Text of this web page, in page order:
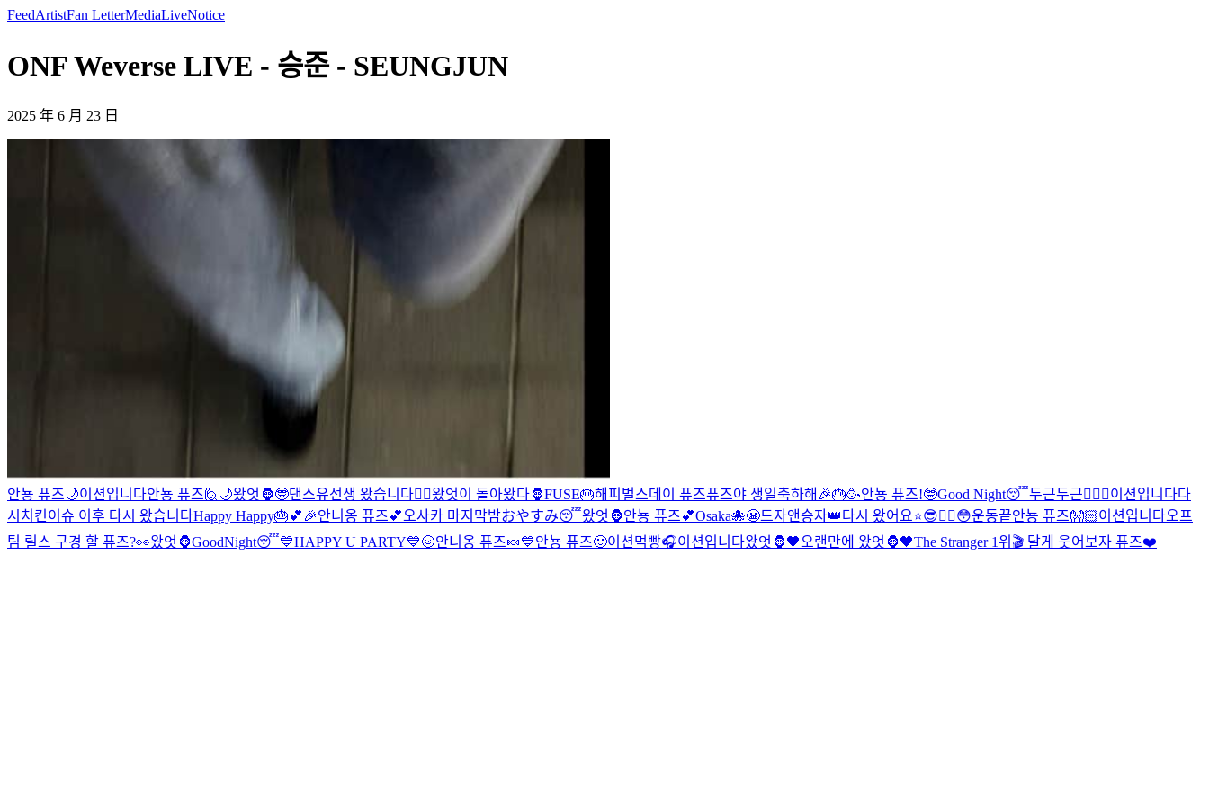
FeedArtistFan LetterMediaLiveNotice
ONF Weverse LIVE - 승준 - SEUNGJUN
2025 年 6 月 23 日
안뇽 퓨즈🌙이션입니다안뇽 퓨즈🙋 🌙왔엇🦍🤓댄스유선생 왔습니다❤️‍🔥왔엇이 돌아왔다🦍FUSE🎂해피벌스데이 퓨즈퓨즈야 생일축하해🎉🎂🥳안뇽 퓨즈!🤓Good Night😴두근두근❤️‍🔥 😬이션입니다다
시 치킨이슈 이후 다시 왔습니다Happy Happy🎂💕🎉안니옹 퓨즈💕 오사카 마지막밤おやすみ😴왔엇🦍안뇽 퓨즈💕Osaka🐙😬드자앤승자👑다시 왔어요⭐️😎❤️‍🔥😳운동끝안뇽 퓨즈👐🏻이션입니다오프
팀 릴스 구경 할 퓨즈?👀왔엇🦍GoodNight😴💙HAPPY U PARTY💙🌝안니옹 퓨즈🍬💙안뇽 퓨즈🙂이션먹빵🎧이션입니다왔엇🦍🖤 오랜만에 왔엇🦍🖤The Stranger 1위🎬 달게 웃어보자 퓨즈❤️